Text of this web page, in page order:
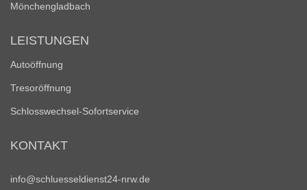
Mönchengladbach
LEISTUNGEN
Autoöffnung
Tresoröffnung
Schlosswechsel-Sofortservice
KONTAKT
info@schluesseldienst24-nrw.de